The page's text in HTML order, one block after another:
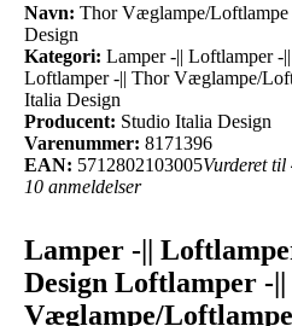
Navn: Thor Væglampe/
Design
Kategori: Lamper -|| Loftlamper -
Loftlamper -|| Thor Væglampe/
Italia Design
Producent: Studio Italia Design
Varenummer: 8171396
EAN: 5712802103005Vurderet til
10 anmeldelser
Lamper -||
Design Loftlamper -
Væglampe/